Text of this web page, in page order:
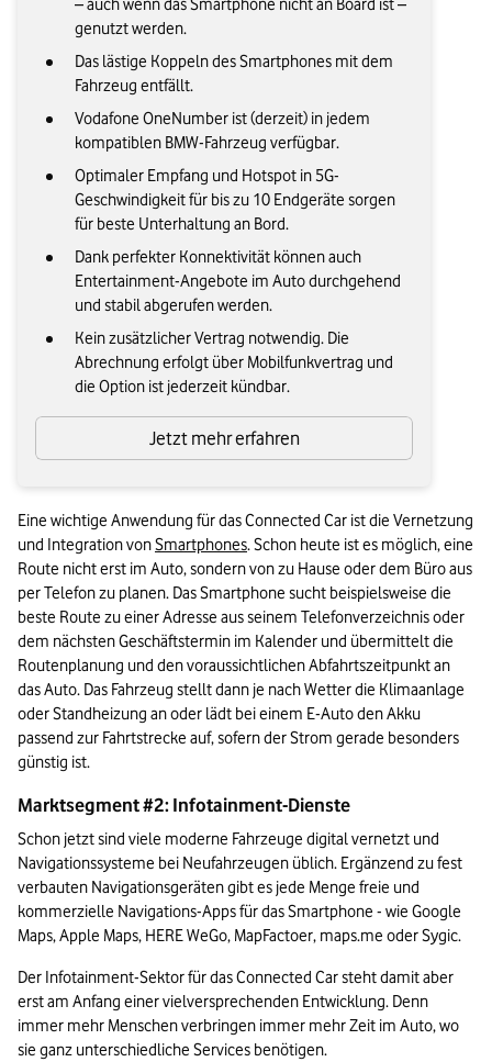
– auch wenn das Smartphone nicht an Board ist –
genutzt werden.
Das lästige Koppeln des Smartphones mit dem
Fahrzeug entfällt.
Vodafone OneNumber ist (derzeit) in jedem
kompatiblen BMW-Fahrzeug verfügbar.
Optimaler Empfang und Hotspot in 5G-
Geschwindigkeit für bis zu 10 Endgeräte sorgen
für beste Unterhaltung an Bord.
Dank perfekter Konnektivität können auch
Entertainment-Angebote im Auto durchgehend
und stabil abgerufen werden.
Kein zusätzlicher Vertrag notwendig. Die
Abrechnung erfolgt über Mobilfunkvertrag und
die Option ist jederzeit kündbar.
Jetzt mehr erfahren
Eine wichtige Anwendung für das Connected Car ist die Vernetzung
und Integration von Smartphones. Schon heute ist es möglich, eine
Route nicht erst im Auto, sondern von zu Hause oder dem Büro aus
per Telefon zu planen. Das Smartphone sucht beispielsweise die
beste Route zu einer Adresse aus seinem Telefonverzeichnis oder
dem nächsten Geschäftstermin im Kalender und übermittelt die
Routenplanung und den voraussichtlichen Abfahrtszeitpunkt an
das Auto. Das Fahrzeug stellt dann je nach Wetter die Klimaanlage
oder Standheizung an oder lädt bei einem E-Auto den Akku
passend zur Fahrtstrecke auf, sofern der Strom gerade besonders
günstig ist.
Marktsegment #2: Infotainment-Dienste
Schon jetzt sind viele moderne Fahrzeuge digital vernetzt und
Navigationssysteme bei Neufahrzeugen üblich. Ergänzend zu fest
verbauten Navigationsgeräten gibt es jede Menge freie und
kommerzielle Navigations-Apps für das Smartphone - wie Google
Maps, Apple Maps, HERE WeGo, MapFactoer, maps.me oder Sygic.
Der Infotainment-Sektor für das Connected Car steht damit aber
erst am Anfang einer vielversprechenden Entwicklung. Denn
immer mehr Menschen verbringen immer mehr Zeit im Auto, wo
sie ganz unterschiedliche Services benötigen.